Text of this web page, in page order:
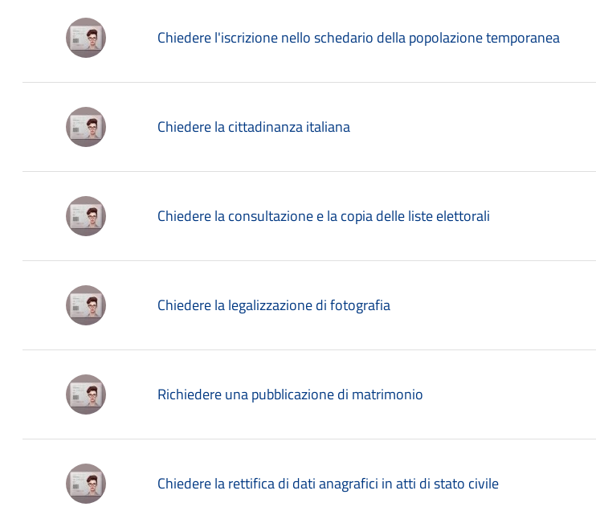
Chiedere l'iscrizione nello schedario della popolazione temporanea
Chiedere la cittadinanza italiana
Chiedere la consultazione e la copia delle liste elettorali
Chiedere la legalizzazione di fotografia
Richiedere una pubblicazione di matrimonio
Chiedere la rettifica di dati anagrafici in atti di stato civile